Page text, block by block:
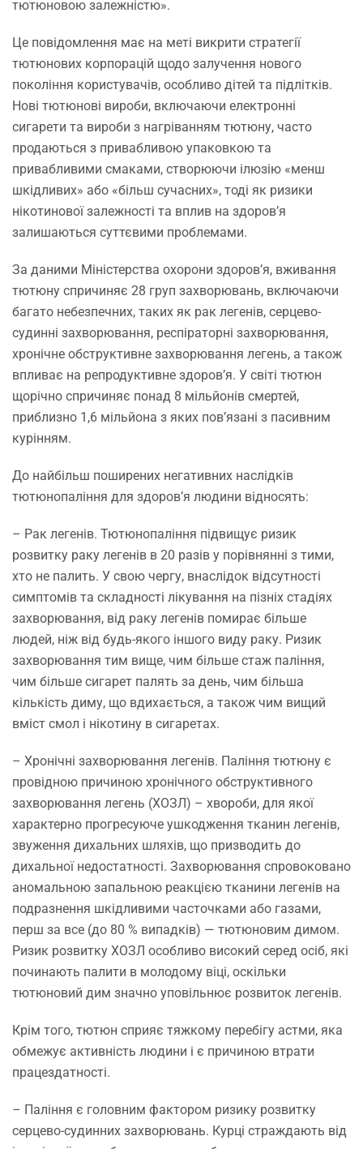
тютюновою залежністю».
Це повідомлення має на меті викрити стратегії
тютюнових корпорацій щодо залучення нового
покоління користувачів, особливо дітей та підлітків.
Нові тютюнові вироби, включаючи електронні
сигарети та вироби з нагріванням тютюну, часто
продаються з привабливою упаковкою та
привабливими смаками, створюючи ілюзію «менш
шкідливих» або «більш сучасних», тоді як ризики
нікотинової залежності та вплив на здоров’я
залишаються суттєвими проблемами.
За даними Міністерства охорони здоров’я, вживання
тютюну спричиняє 28 груп захворювань, включаючи
багато небезпечних, таких як рак легенів, серцево-
судинні захворювання, респіраторні захворювання,
хронічне обструктивне захворювання легень, а також
впливає на репродуктивне здоров’я. У світі тютюн
щорічно спричиняє понад 8 мільйонів смертей,
приблизно 1,6 мільйона з яких пов’язані з пасивним
курінням.
До найбільш поширених негативних наслідків
тютюнопаління для здоров’я людини відносять:
– Рак легенів. Тютюнопаління підвищує ризик
розвитку раку легенів в 20 разів у порівнянні з тими,
хто не палить. У свою чергу, внаслідок відсутності
симптомів та складності лікування на пізніх стадіях
захворювання, від раку легенів помирає більше
людей, ніж від будь-якого іншого виду раку. Ризик
захворювання тим вище, чим більше стаж паління,
чим більше сигарет палять за день, чим більша
кількість диму, що вдихається, а також чим вищий
вміст смол і нікотину в сигаретах.
– Хронічні захворювання легенів. Паління тютюну є
провідною причиною хронічного обструктивного
захворювання легень (ХОЗЛ) – хвороби, для якої
характерно прогресуюче ушкодження тканин легенів,
звуження дихальних шляхів, що призводить до
дихальної недостатності. Захворювання спровоковано
аномальною запальною реакцією тканини легенів на
подразнення шкідливими часточками або газами,
перш за все (до 80 % випадків) — тютюновим димом.
Ризик розвитку ХОЗЛ особливо високий серед осіб, які
починають палити в молодому віці, оскільки
тютюновий дим значно уповільнює розвиток легенів.
Крім того, тютюн сприяє тяжкому перебігу астми, яка
обмежує активність людини і є причиною втрати
працездатності.
– Паління є головним фактором ризику розвитку
серцево-судинних захворювань. Курці страждають від